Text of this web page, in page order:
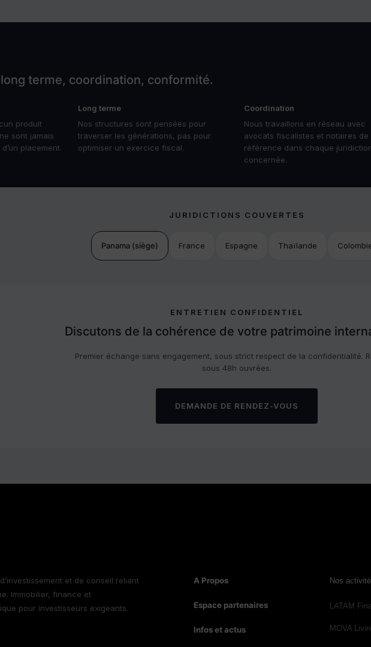
terme, coordination, conformité.
produit
sont jamais
placement.
Long terme
Nos structures sont pensées pour
traverser les générations, pas pour
optimiser un exercice fiscal.
Coordination
Nous travaillons en réseau avec
avocats fiscalistes et notaires de
référence dans chaque
concernée.
JURIDICTIONS COUVERTES
Panama (siège) France Espagne Thaïlande
ENTRETIEN CONFIDENTIEL
Discutons de la cohérence de votre patrimoine
Premier échange sans engagement, sous strict respect de la confidentialité.
sous 48h ouvrées.
DEMANDE DE RENDEZ-VOUS
et de conseil reliant
Immobilier, finance et
pour investisseurs exigeants.
A Propos
Espace partenaires
Infos et actus
Nos
LATAM
MOVA